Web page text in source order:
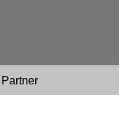
Partner